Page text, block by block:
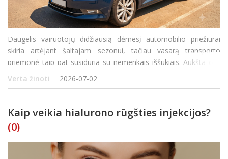
Daugelis vairuotojų didžiausią dėmesį automobilio priežiūrai
skiria artėjant šaltajam sezonui, tačiau vasarą transporto
priemonė taip pat susiduria su nemenkais iššūkiais. Aukšta oro
temperatūra gali paveikti įvairias automobilio sistemas, o kai
kurių gedimų požymiai i&sc
Verta žinoti 2026-07-02
Kaip veikia hialurono rūgšties injekcijos?
(0)